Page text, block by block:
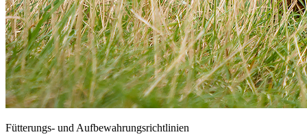
Fütterungs- und Aufbewahrungsrichtlinien